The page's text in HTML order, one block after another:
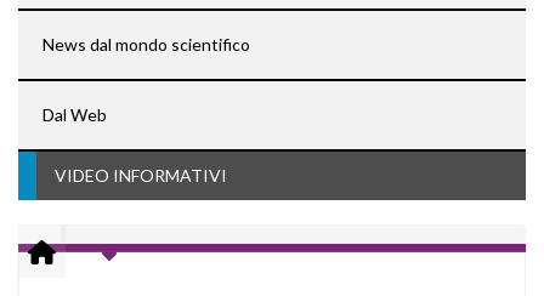
News dal mondo scientifico
Dal Web
VIDEO INFORMATIVI